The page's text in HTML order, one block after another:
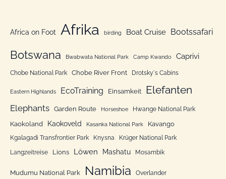
c
g
o
i
e
n
Africa on Foot Afrika birding Boat Cruise Bootssafari
Botswana Bwabwata National Park Camp Kwando Caprivi
Chobe National Park Chobe River Front Drotsky´s Cabins
Eastern Highlands EcoTraining Einsamkeit Elefanten
Elephants Garden Route Horseshoe Hwange National Park
Kaokoland Kaokoveld Kasanka National Park Kavango
Kgalagadi Transfrontier Park Knysna Krüger National Park
Langzeitreise Lions Löwen Mashatu Mosambik
Mudumu National Park Namibia Overlander